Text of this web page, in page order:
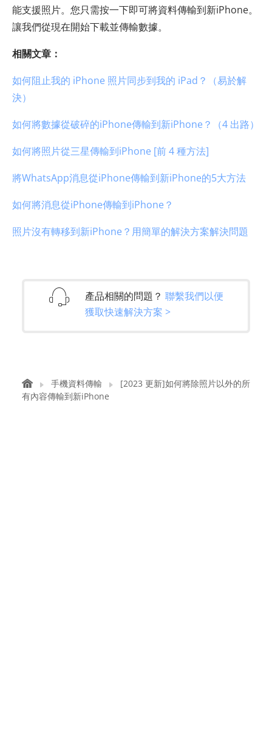
能支援照片。您只需按一下即可將資料傳輸到新iPhone。
讓我們從現在開始下載並傳輸數據。
相關文章：
如何阻止我的 iPhone 照片同步到我的 iPad？（易於解
決）
如何將數據從破碎的iPhone傳輸到新iPhone？（4 出路）
如何將照片從三星傳輸到iPhone [前 4 種方法]
將WhatsApp消息從iPhone傳輸到新iPhone的5大方法
如何將消息從iPhone傳輸到iPhone？
照片沒有轉移到新iPhone？用簡單的解決方案解決問題
產品相關的問題？ 聯繫我們以便
獲取快速解決方案 >
手機資料傳輸
[2023 更新]如何將除照片以外的所
有內容傳輸到新iPhone